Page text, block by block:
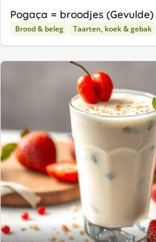
Pogaça = broodjes (Gevulde)
Brood & beleg Taarten, koek & gebak